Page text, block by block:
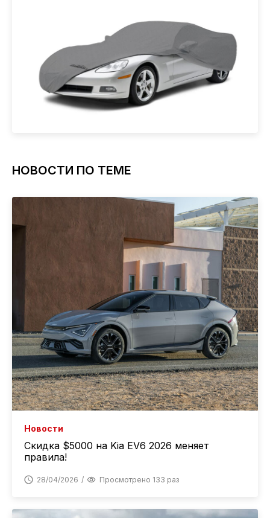
НОВОСТИ ПО ТЕМЕ
Новости
Скидка $5000 на Kia EV6 2026 меняет
правила!
28/04/2026 Просмотрено 133 раз